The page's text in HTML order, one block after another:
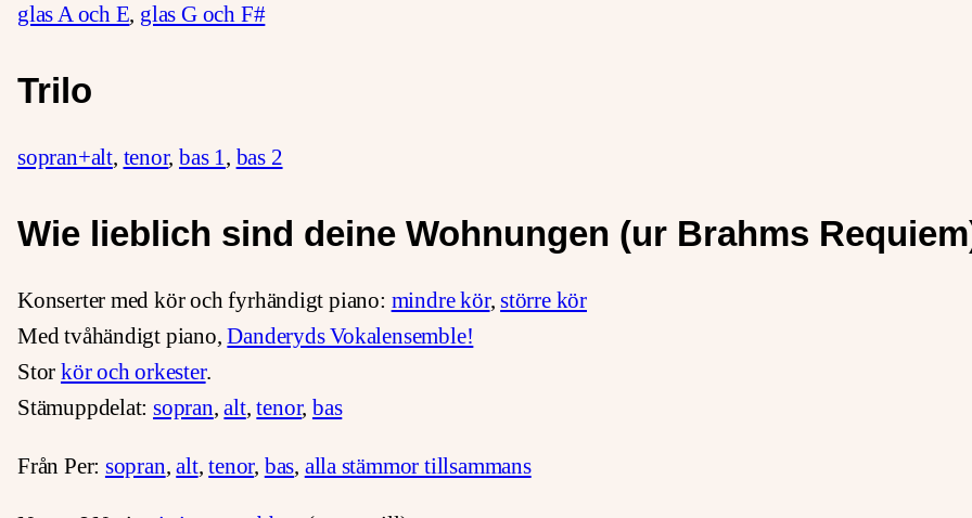
glas A och E, glas G och F#
Trilo
sopran+alt, tenor,bas 1, bas 2
Wie lieblich sind deine Wohnungen (ur Brahms
Konserter med kör och fyrhändigt piano: mindre kör,större kör
Med tvåhändigt piano,Danderyds Vokalensemble!
Stor kör och orkester.
Stämuppdelat:sopran,alt,tenor, bas
Från Per: sopran,alt,tenor, bas, alla stämmor tillsammans